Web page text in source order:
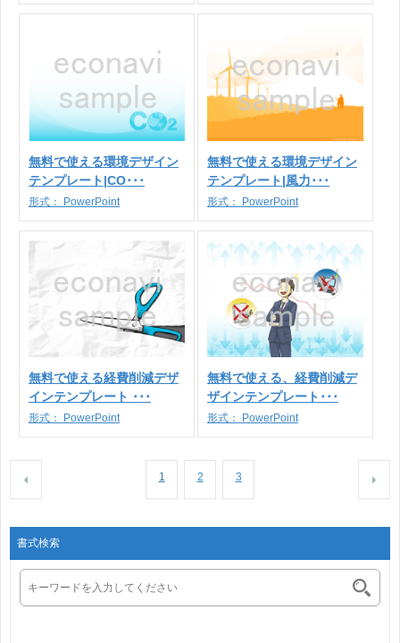
無料で使える環境デザイン
テンプレート|CO･･･
形式： PowerPoint
無料で使える環境デザイン
テンプレート|風力･･･
形式： PowerPoint
無料で使える経費削減デザ
インテンプレート ･･･
形式： PowerPoint
無料で使える、経費削減デ
ザインテンプレート･･･
形式： PowerPoint
1 2 3
書式検索